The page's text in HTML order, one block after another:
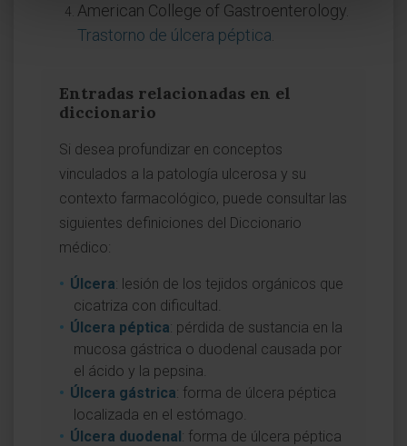
American College of Gastroenterology.
Trastorno de úlcera péptica
Entradas relacionadas en el
diccionario
Si desea profundizar en conceptos
vinculados a la patología ulcerosa y su
contexto farmacológico, puede consultar las
siguientes definiciones del Diccionario
médico:
Úlcera: lesión de los tejidos orgánicos que
cicatriza con dificultad.
Úlcera péptica: pérdida de sustancia en la
mucosa gástrica o duodenal causada por
el ácido y la pepsina.
Úlcera gástrica: forma de úlcera péptica
localizada en el estómago.
Úlcera duodenal: forma de úlcera péptica